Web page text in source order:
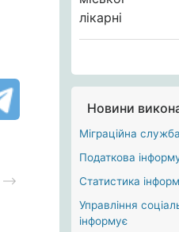
Новини
Міграційна
Податкова
Статистика
Управління
інформує